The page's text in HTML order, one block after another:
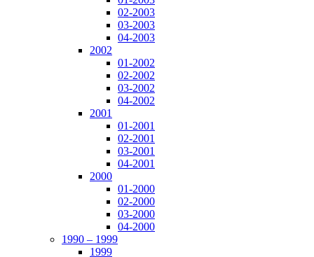
02-2003
03-2003
04-2003
2002
01-2002
02-2002
03-2002
04-2002
2001
01-2001
02-2001
03-2001
04-2001
2000
01-2000
02-2000
03-2000
04-2000
1990 – 1999
1999